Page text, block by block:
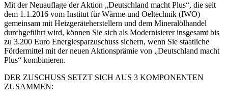
Mit der Neuauflage der Aktion „Deutschland macht Plus“, die seit
dem 1.1.2016 vom Institut für Wärme und Oeltechnik (IWO)
gemeinsam mit Heizgeräteherstellern und dem Mineralölhandel
durchgeführt wird, können Sie sich als Modernisierer insgesamt bis
zu 3.200 Euro Energiesparzuschuss sichern, wenn Sie staatliche
Fördermittel mit der neuen Aktionsprämie von „Deutschland macht
Plus“ kombinieren.
DER ZUSCHUSS SETZT SICH AUS 3 KOMPONENTEN
ZUSAMMEN: